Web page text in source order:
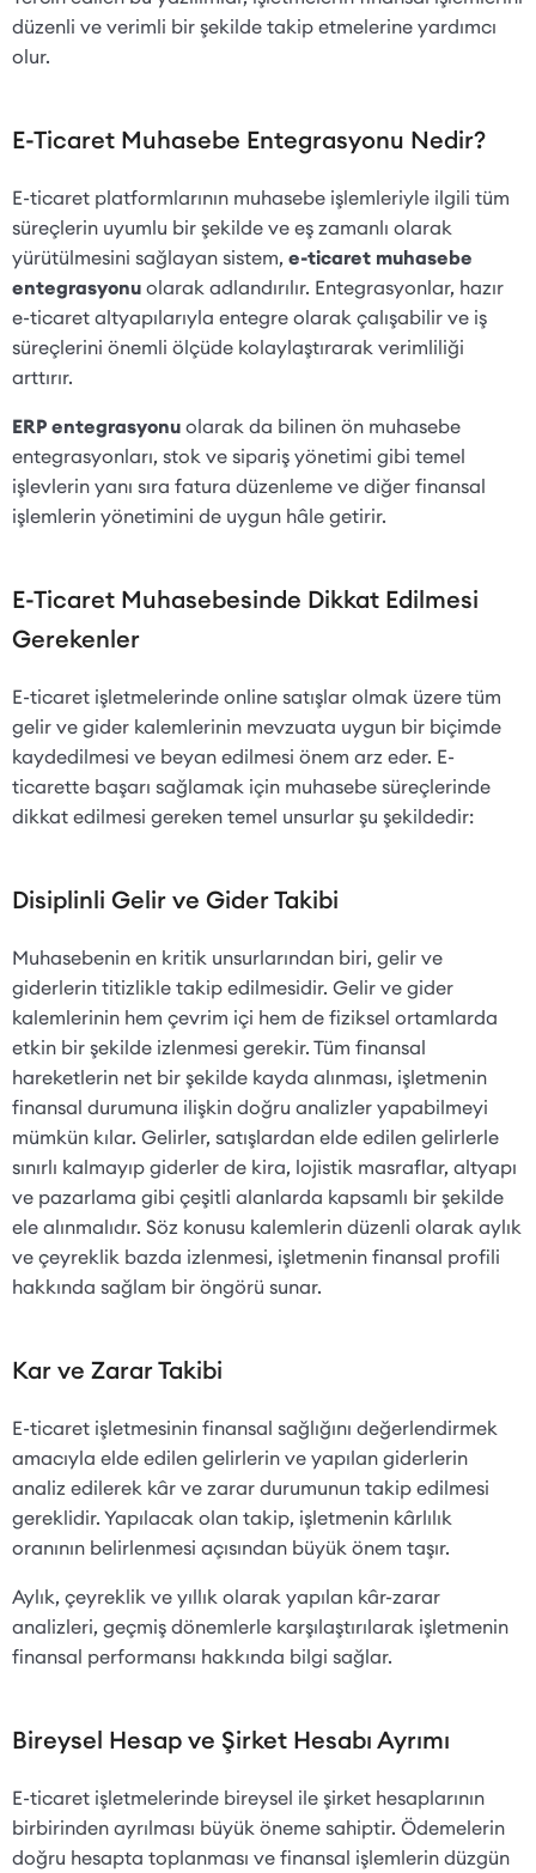
düzenli ve verimli bir şekilde takip etmelerine yardımcı
olur.
E-Ticaret Muhasebe Entegrasyonu Nedir?
E-ticaret platformlarının muhasebe işlemleriyle ilgili tüm
süreçlerin uyumlu bir şekilde ve eş zamanlı olarak
yürütülmesini sağlayan sistem, e-ticaret muhasebe
entegrasyonu olarak adlandırılır. Entegrasyonlar, hazır
e-ticaret altyapılarıyla entegre olarak çalışabilir ve iş
süreçlerini önemli ölçüde kolaylaştırarak verimliliği
arttırır.
ERP entegrasyonu olarak da bilinen ön muhasebe
entegrasyonları, stok ve sipariş yönetimi gibi temel
işlevlerin yanı sıra fatura düzenleme ve diğer finansal
işlemlerin yönetimini de uygun hâle getirir.
E-Ticaret Muhasebesinde Dikkat Edilmesi
Gerekenler
E-ticaret işletmelerinde online satışlar olmak üzere tüm
gelir ve gider kalemlerinin mevzuata uygun bir biçimde
kaydedilmesi ve beyan edilmesi önem arz eder. E-
ticarette başarı sağlamak için muhasebe süreçlerinde
dikkat edilmesi gereken temel unsurlar şu şekildedir:
Disiplinli Gelir ve Gider Takibi
Muhasebenin en kritik unsurlarından biri, gelir ve
giderlerin titizlikle takip edilmesidir. Gelir ve gider
kalemlerinin hem çevrim içi hem de fiziksel ortamlarda
etkin bir şekilde izlenmesi gerekir. Tüm finansal
hareketlerin net bir şekilde kayda alınması, işletmenin
finansal durumuna ilişkin doğru analizler yapabilmeyi
mümkün kılar. Gelirler, satışlardan elde edilen gelirlerle
sınırlı kalmayıp giderler de kira, lojistik masraflar, altyapı
ve pazarlama gibi çeşitli alanlarda kapsamlı bir şekilde
ele alınmalıdır. Söz konusu kalemlerin düzenli olarak aylık
ve çeyreklik bazda izlenmesi, işletmenin finansal profili
hakkında sağlam bir öngörü sunar.
Kar ve Zarar Takibi
E-ticaret işletmesinin finansal sağlığını değerlendirmek
amacıyla elde edilen gelirlerin ve yapılan giderlerin
analiz edilerek kâr ve zarar durumunun takip edilmesi
gereklidir. Yapılacak olan takip, işletmenin kârlılık
oranının belirlenmesi açısından büyük önem taşır.
Aylık, çeyreklik ve yıllık olarak yapılan kâr-zarar
analizleri, geçmiş dönemlerle karşılaştırılarak işletmenin
finansal performansı hakkında bilgi sağlar.
Bireysel Hesap ve Şirket Hesabı Ayrımı
E-ticaret işletmelerinde bireysel ile şirket hesaplarının
birbirinden ayrılması büyük öneme sahiptir. Ödemelerin
doğru hesapta toplanması ve finansal işlemlerin düzgün